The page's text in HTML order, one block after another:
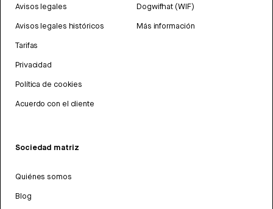
Avisos legales
Avisos legales históricos
Tarifas
Privacidad
Política de cookies
Acuerdo con el cliente
Dogwifhat (WIF)
Más información
Sociedad matriz
Quiénes somos
Blog